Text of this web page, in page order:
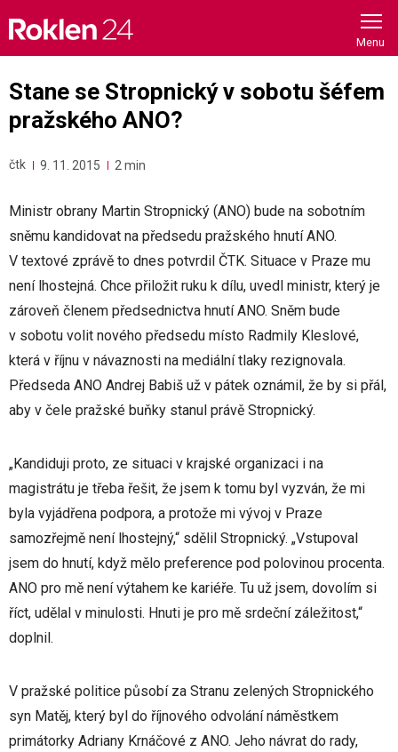
content
Stane se Stropnický v sobotu šéfem
pražského ANO?
čtk 9. 11. 2015 2 min
Ministr obrany Martin Stropnický (ANO) bude na sobotním
sněmu kandidovat na předsedu pražského hnutí ANO.
V textové zprávě to dnes potvrdil ČTK. Situace v Praze mu
není lhostejná. Chce přiložit ruku k dílu, uvedl ministr, který je
zároveň členem předsednictva hnutí ANO. Sněm bude
v sobotu volit nového předsedu místo Radmily Kleslové,
která v říjnu v návaznosti na mediální tlaky rezignovala.
Předseda ANO Andrej Babiš už v pátek oznámil, že by si přál,
aby v čele pražské buňky stanul právě Stropnický.
„Kandiduji proto, ze situaci v krajské organizaci i na
magistrátu je třeba řešit, že jsem k tomu byl vyzván, že mi
byla vyjádřena podpora, a protože mi vývoj v Praze
samozřejmě není lhostejný,“ sdělil Stropnický. „Vstupoval
jsem do hnutí, když mělo preference pod polovinou procenta.
ANO pro mě není výtahem ke kariéře. Tu už jsem, dovolím si
říct, udělal v minulosti. Hnuti je pro mě srdeční záležitost,“
doplnil.
V pražské politice působí za Stranu zelených Stropnického
syn Matěj, který byl do říjnového odvolání náměstkem
primátorky Adriany Krnáčové z ANO. Jeho návrat do rady,